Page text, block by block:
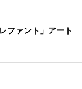
ファント」アート